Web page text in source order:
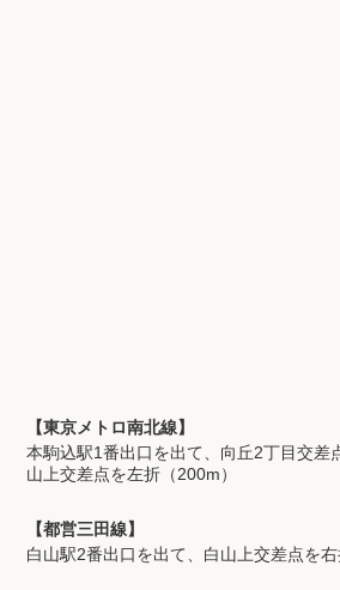
【東京メトロ南北線】
本駒込駅1番出口を出て、向丘2丁目交差
山上交差点を左折（200m）
【都営三田線】
白山駅2番出口を出て、白山上交差点を右